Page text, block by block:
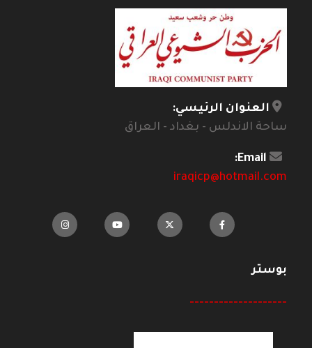
العنوان الرئيسي:
ساحة الاندلس - بغداد - العراق
Email:
iraqicp@hotmail.com
بوستر
--------------------